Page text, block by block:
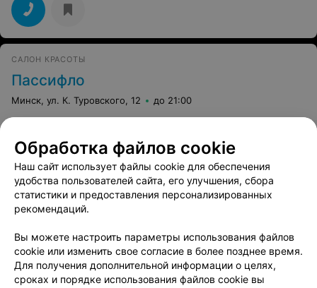
САЛОН КРАСОТЫ
Пассифло
Минск, ул. К. Туровского, 12 до 21:00
покрытием
Цена по запросу
ПАРИКМАХЕРСКАЯ
Обработка файлов cookie
Наш сайт использует файлы cookie для обеспечения
удобства пользователей сайта, его улучшения, сбора
статистики и предоставления персонализированных
рекомендаций.
Вы можете настроить параметры использования файлов
cookie или изменить свое согласие в более позднее время.
Для получения дополнительной информации о целях,
сроках и порядке использования файлов cookie вы